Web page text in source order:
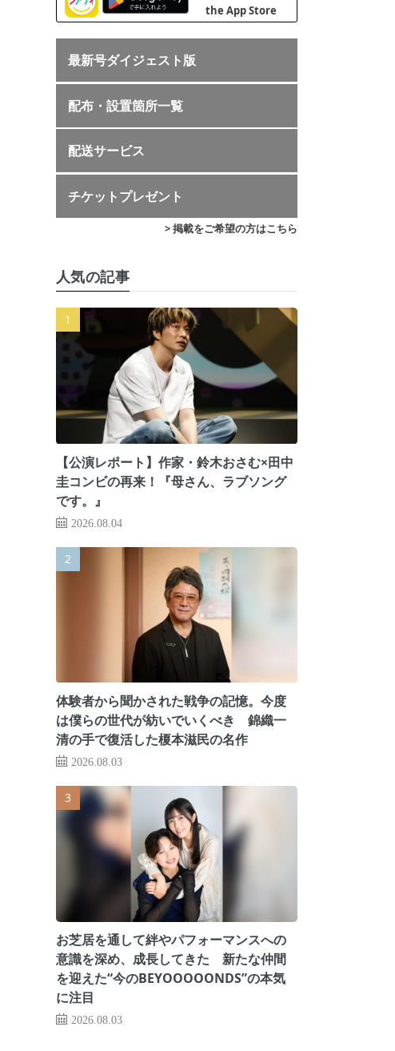
最新号ダイジェスト版
配布・設置箇所一覧
配送サービス
チケットプレゼント
> 掲載をご希望の方はこちら
人気の記事
【公演レポート】作家・鈴木おさむ×田中
圭コンビの再来！『母さん、ラブソング
です。』
2026.08.04
体験者から聞かされた戦争の記憶。今度
は僕らの世代が紡いでいくべき 錦織一
清の手で復活した榎本滋民の名作
2026.08.03
お芝居を通して絆やパフォーマンスへの
意識を深め、成長してきた 新たな仲間
を迎えた“今のBEYOOOOONDS”の本気
に注目
2026.08.03